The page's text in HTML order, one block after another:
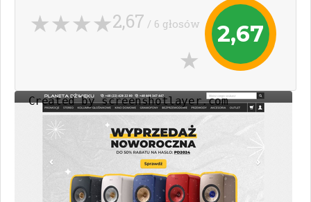
2,67
2,67 / 6 głosów